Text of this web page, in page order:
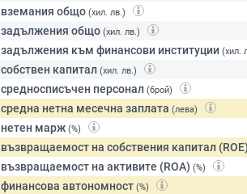
вземания общо (хил. лв.)
задължения общо (хил. лв.)
задължения към финансови институции (хил.
собствен капитал (хил. лв.)
средносписъчен персонал (брой)
средна нетна месечна заплата (лева)
нетен марж (%)
възвращаемост на собствения капитал (ROE)
възвращаемост на активите (ROA) (%)
финансова автономност (%)